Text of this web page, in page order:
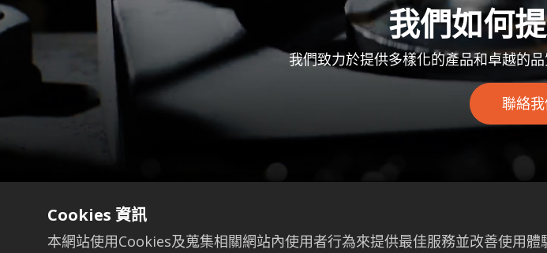
我們如何
我們致力於提供多樣化的產品和卓越的
聯絡
Cookies 資訊
本網站使用Cookies及蒐集相關網站內使用者行為來提供最佳服務並改善使用